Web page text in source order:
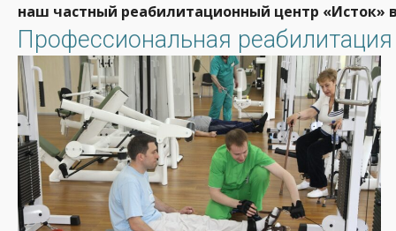
наш частный реабилитационный центр «Исток»
Профессиональная